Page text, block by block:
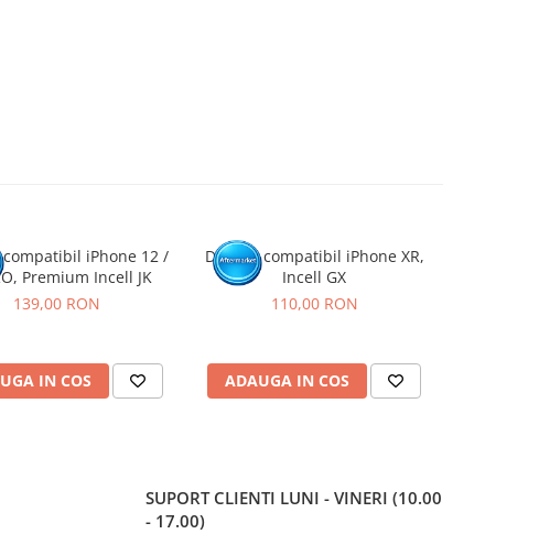
compatibil iPhone 12 /
Premium Incell JK
139,00 RON
IN COS
Display compatibil iPhone XR,
Incell GX
110,00 RON
ADAUGA IN COS
SUPORT CLIENTI LUNI - VINERI (10.00
- 17.00)